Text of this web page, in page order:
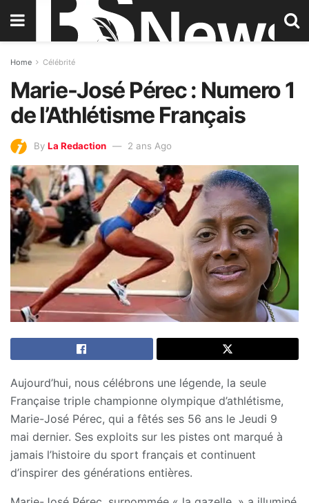
Home Célébrité
Marie-José Pérec : Numero 1
de l’Athlétisme Français
By La Redaction 2 ans Ago
Aujourd’hui, nous célébrons une légende, la seule
Française triple championne olympique d’athlétisme,
Marie-José Pérec, qui a fêtés ses 56 ans le Jeudi 9
mai dernier. Ses exploits sur les pistes ont marqué à
jamais l’histoire du sport français et continuent
d’inspirer des générations entières.